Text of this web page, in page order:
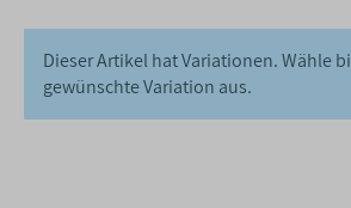
Dieser Artikel hat Variationen. Wähle
gewünschte Variation aus.